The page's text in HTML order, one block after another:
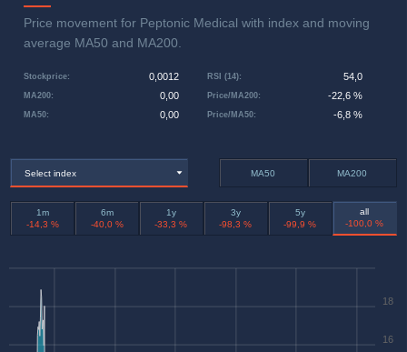
Price movement for Peptonic Medical with index and moving
average MA50 and MA200.
Stockprice: 0,0012
MA50: 0,00
MA200: 0,00 Price/MA200: -22,6 %
RSI (14): 54,0
Price/MA50: -6,8 %
Select index MA50 MA200
1m
-14,3 %
6m
-40,0 %
1y
-33,3 %
3y
-98,3 %
5y
-99,9 %
all
-100,0 %
16
18